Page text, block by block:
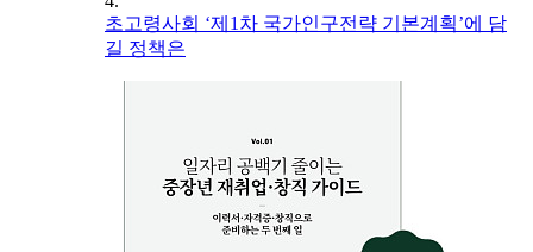
초고령사회 ‘제1차 국가인구전략 기본계획’에 담
길 정책은